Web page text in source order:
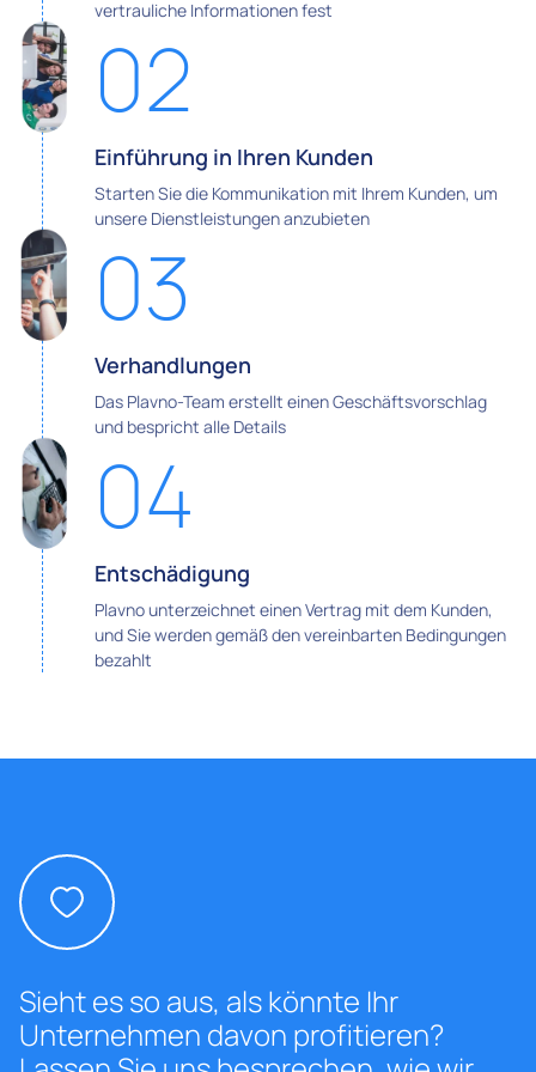
vertrauliche Informationen fest
02
Einführung in Ihren Kunden
Starten Sie die Kommunikation mit Ihrem Kunden, um
unsere Dienstleistungen anzubieten
03
Verhandlungen
Das Plavno-Team erstellt einen Geschäftsvorschlag
und bespricht alle Details
04
Entschädigung
Plavno unterzeichnet einen Vertrag mit dem Kunden,
und Sie werden gemäß den vereinbarten Bedingungen
bezahlt
Sieht es so aus, als könnte Ihr
Unternehmen davon profitieren?